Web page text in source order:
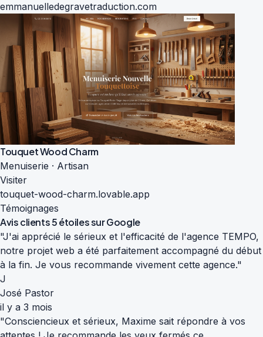
emmanuelledegravetraduction.com
Touquet Wood Charm
Menuiserie · Artisan
Visiter
touquet-wood-charm.lovable.app
Témoignages
Avis clients5 étoiles sur Google
"J'ai apprécié le sérieux et l'efficacité de l'agence TEMPO,
notre projet web a été parfaitement accompagné du début
à la fin. Je vous recommande vivement cette agence."
J
José Pastor
il y a 3 mois
"Consciencieux et sérieux, Maxime sait répondre à vos